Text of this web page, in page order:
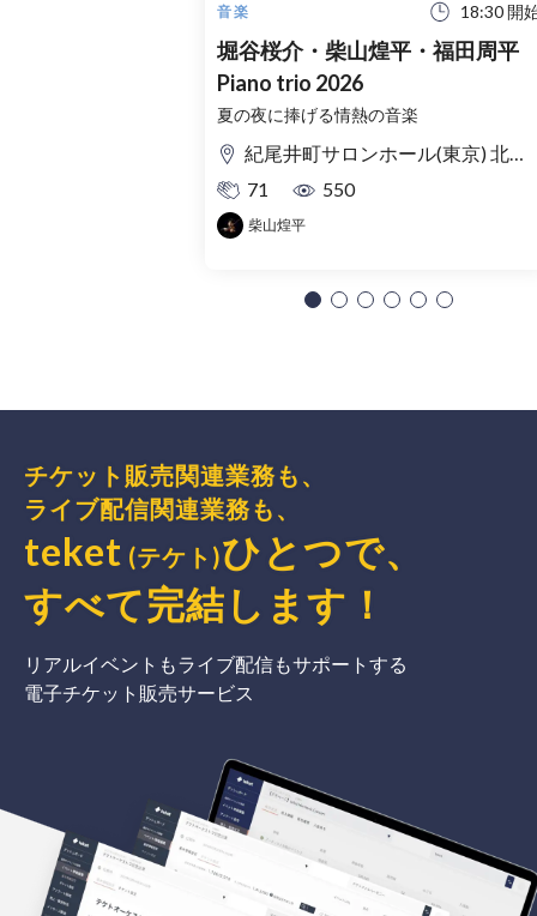
音楽 18:30 開
堀谷桜介・柴山煌平・福田周平
Piano trio 2026
夏の夜に捧げる情熱の音楽
紀尾井町サロンホール(東京) 北ノ庄クラシックス(福井)
71
550
柴山煌平
チケット販売関連業務も、
ライブ配信関連業務も、
teket (テケト)ひとつで、
すべて完結 します ！
リアルイベントもライブ配信もサポートする
電子チケット販売サービス